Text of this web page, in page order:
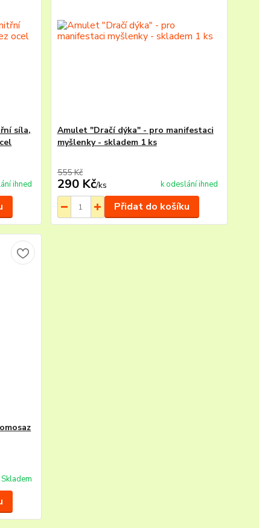
síla,
ihned
Amulet "Dračí dýka" - pro manifestaci
myšlenky - skladem 1 ks
555 Kč
290 Kč/ks k odeslání ihned
Přidat do košíku
Skladem